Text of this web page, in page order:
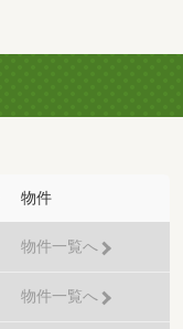
物件
物件一覧へ
物件一覧へ